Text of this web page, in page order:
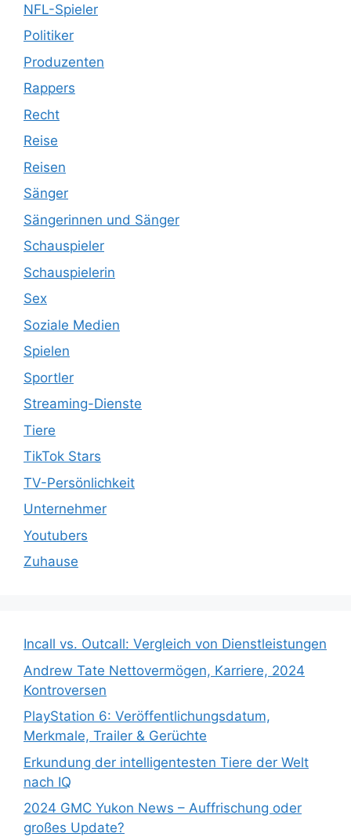
NFL-Spieler
Politiker
Produzenten
Rappers
Recht
Reise
Reisen
Sänger
Sängerinnen und Sänger
Schauspieler
Schauspielerin
Sex
Soziale Medien
Spielen
Sportler
Streaming-Dienste
Tiere
TikTok Stars
TV-Persönlichkeit
Unternehmer
Youtubers
Zuhause
Incall vs. Outcall: Vergleich von Dienstleistungen
Andrew Tate Nettovermögen, Karriere, 2024
Kontroversen
PlayStation 6: Veröffentlichungsdatum,
Merkmale, Trailer & Gerüchte
Erkundung der intelligentesten Tiere der Welt
nach IQ
2024 GMC Yukon News – Auffrischung oder
großes Update?